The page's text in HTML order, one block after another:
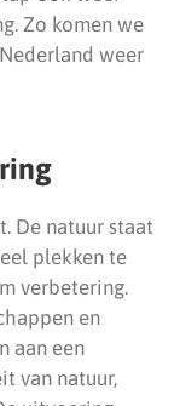
Zo komen we
weer
De natuur staat
plekken te
verbetering.
en
aan een
van natuur,